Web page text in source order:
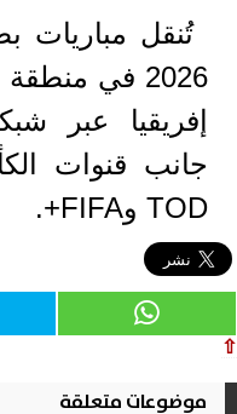
2026 في
جانب قنوات
TOD وFIFA+.
⇧
موضوعات متعلقة